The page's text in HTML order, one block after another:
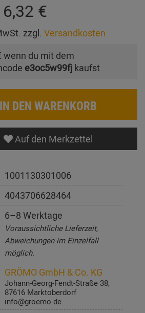
6,32 €
zzgl. Versandkosten
wenn du mit dem
e3oc5w99fj kaufst
IN DEN WARENKORB
Auf den Merkzettel
1001130301006
4043706628464
6–8 Werktage
Voraussichtliche Lieferzeit,
Abweichungen im Einzelfall
möglich.
GRÖMO GmbH & Co. KG
Johann-Georg-Fendt-Straße 38,
87616 Marktoberdorf
info@groemo.de